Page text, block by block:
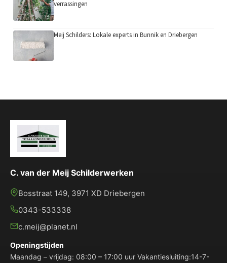
verrassingen
Meij Schilders: Lokale experts in Bunnik en Driebergen
C. van der Meij Schilderwerken
Bosstraat 149, 3971 XD Driebergen
0343-533338
c.meij@planet.nl
Openingstijden
Maandag – vrijdag: 08:00 – 17:00 uur Vakantiesluiting:14-7-